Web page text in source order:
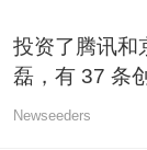
投资了腾讯和
磊，有 37 条
给你
Newseeders